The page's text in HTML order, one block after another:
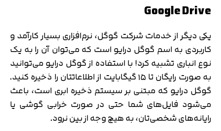
Google Drive
یکی دیگر از خدمات شرکت گوگل، نرم‌افزاری بسیار کارآمد و
کاربردی به اسم گوگل درایو است که می‌توان آن را به یک
نوع انباری تشبیه کرد! با استفاده از گوگل درایو می‌توانید
به صورت رایگان تا ۱۵ گیگابایت از اطلاعاتتان را ذخیره کنید.
گوگل درایو که مبتنی بر سیستم ذخیره ابری است، باعث
می‌شود فایل‌های شما حتی در صورت خرابی گوشی یا
رایانه‌های شخصی‌تان، به هیچ وجه از بین نرود.